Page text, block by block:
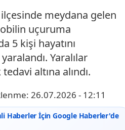
meydana gelen
uçuruma
5 kişi hayatını
Yaralılar
altına alındı.
26.07.2026 - 12:11
Haberler İçin Google Haberler'de